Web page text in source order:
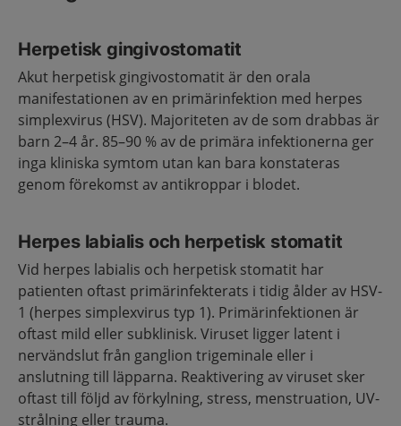
Herpetisk gingivostomatit
Akut herpetisk gingivostomatit är den orala
manifestationen av en primärinfektion med herpes
simplexvirus (HSV). Majoriteten av de som drabbas är
barn 2–4 år. 85–90 % av de primära infektionerna ger
inga kliniska symtom utan kan bara konstateras
genom förekomst av antikroppar i blodet.
Herpes labialis och herpetisk stomatit
Vid herpes labialis och herpetisk stomatit har
patienten oftast primärinfekterats i tidig ålder av HSV-
1 (herpes simplexvirus typ 1). Primärinfektionen är
oftast mild eller subklinisk. Viruset ligger latent i
nervändslut från ganglion trigeminale eller i
anslutning till läpparna. Reaktivering av viruset sker
oftast till följd av förkylning, stress, menstruation, UV-
strålning eller trauma.